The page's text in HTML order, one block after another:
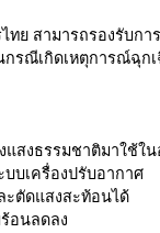
ทย สามารถรองรับกา
กรณีเกิดเหตุการณ์ฉุก
แสงธรรมชาติมาใช้ใ
บเครื่องปรับอากาศ
ะตัดแสงสะท้อนได้
อนลดลง